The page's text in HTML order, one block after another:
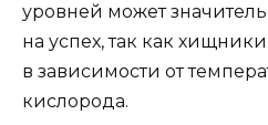
уровней может
на успех, так как
в зависимости от
кислорода.